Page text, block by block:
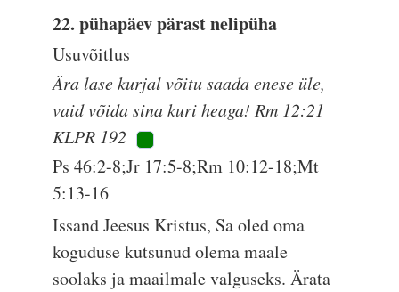
22. pühapäev pärast nelipüha
Usuvõitlus
Ära lase kurjal võitu saada enese üle,
vaid võida sina kuri heaga! Rm 12:21
KLPR 192
Ps 46:2-8;Jr 17:5-8;Rm 10:12-18;Mt
5:13-16
Issand Jeesus Kristus, Sa oled oma
koguduse kutsunud olema maale
soolaks ja maailmale valguseks. Ärata